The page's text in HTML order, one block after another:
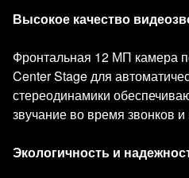
Высокое качество
Фронтальная 12 МП камера
Center Stage для
стереодинамики
звучание во время звонков
Экологичность и